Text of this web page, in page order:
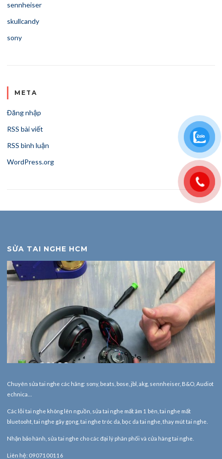
sennheiser
skullcandy
sony
META
Đăng nhập
RSS bài viết
RSS bình luận
WordPress.org
SỬA TAI NGHE HCM
Chuyên sửa tai nghe các hãng: sony, beats, bose, jbl, akg, sennheiser, B&O, Audiot
echnica…
Các lỗi tai nghe không lên nguồn, sửa tai nghe mất âm 1 bên, tai nghe mất
bluetooht, tai nghe gãy gọng, tai nghe tróc da, bọc da tai nghe, thay mút tai nghe.
Nhận bảo hành, sửa tai nghe cho các đại lý phân phối và cửa hàng tai nghe.
Liên hệ: 0907100116